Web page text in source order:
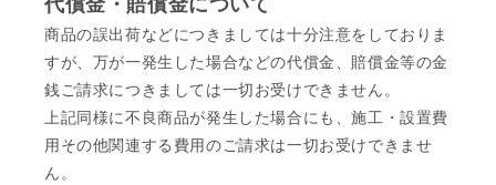
商品の誤出荷などにつきましては十分注意をしておりま
すが、万が一発生した場合などの代償金、賠償金等の金
銭ご請求につきましては一切お受けできません。
上記同様に不良商品が発生した場合にも、施工・設置費
用その他関連する費用のご請求は一切お受けできませ
ん。